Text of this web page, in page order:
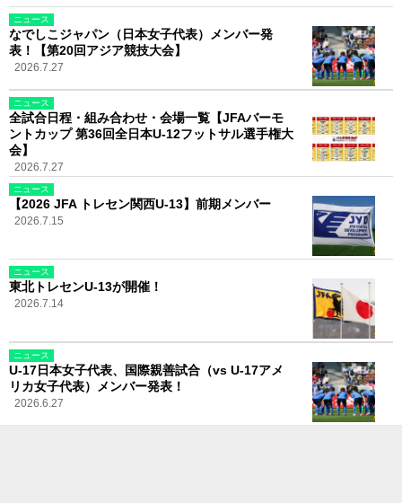
ニュース
なでしこジャパン（日本女子代表）メンバー発
表！【第20回アジア競技大会】
2026.7.27
ニュース
全試合日程・組み合わせ・会場一覧【JFAバーモ
ントカップ 第36回全日本U-12フットサル選手権大
会】
2026.7.27
ニュース
【2026 JFA トレセン関西U-13】前期メンバー
2026.7.15
ニュース
東北トレセンU-13が開催！
2026.7.14
ニュース
U-17日本女子代表、国際親善試合（vs U-17アメ
リカ女子代表）メンバー発表！
2026.6.27